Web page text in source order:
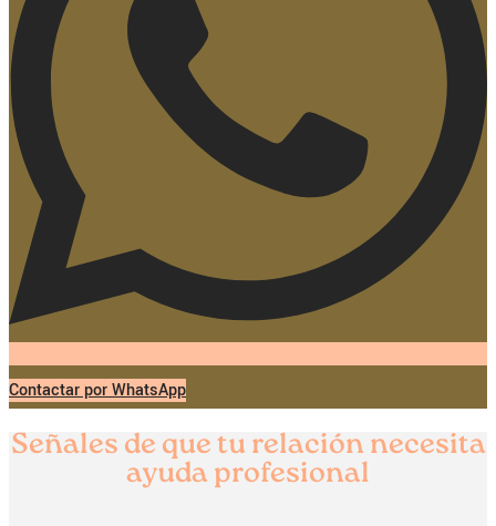
Contactar por WhatsApp
Señales de que tu relación necesita
ayuda profesional